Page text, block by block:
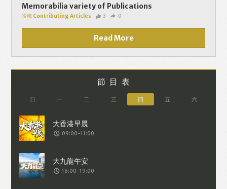
容許或屬法例規定，否則未經你事先同
意，你的個人資料不會作其他用途。如果
決定提供個人資料，即表示您同意我們將
該資料傳送並儲存。 熱血時報會根據用戶
廣告目標人士的標準），而發送目標廣
告。不會因為你與廣告作出互動或觀看一
個目標廣告而向廣告客戶提供任何用戶的
個人資料。 但如果你觀看或與該廣告作出
互動，則表示你同意廣告客戶有可能假設
你符合該廣告目標客戶群的標準。熱血時
報並會根據你在交易平台（如PAYPAL），
Memorabilia variety of Publications
投稿 Contributing Articles 3 0
Read More
節目表
日 一 二 三 四 五 六
09:00-11:00
16:00-19:00